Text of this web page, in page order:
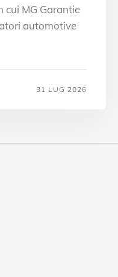
cui MG Garantie
automotive
31 LUG 2026